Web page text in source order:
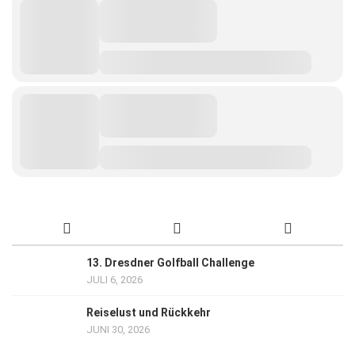
13. Dresdner Golfball Challenge
JULI 6, 2026
Reiselust und Rückkehr
JUNI 30, 2026